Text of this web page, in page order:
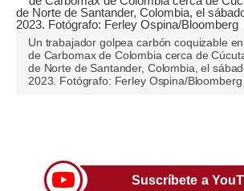
Editorial
Pregunta de hoy
Blogs
Viajes
Un trabajador golpea carbón coquizable
de Carbomax de Colombia cerca de
de Norte de Santander, Colombia, el
2023. Fotógrafo: Ferley Ospina/Bloomberg
Suscríbete a